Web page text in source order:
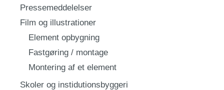
Pressemeddelelser
Film og illustrationer
Element opbygning
Fastgøring / montage
Montering af et element
Skoler og instidutionsbyggeri